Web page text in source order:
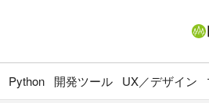
Python 開発ツール UX／デザイン